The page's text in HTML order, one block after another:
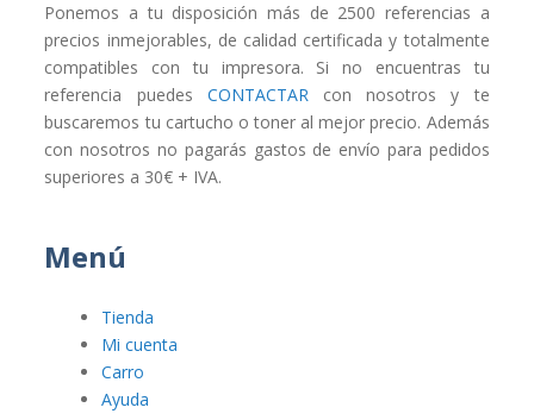
Ponemos a tu disposición más de 2500 referencias a
precios inmejorables, de calidad certificada y totalmente
compatibles con tu impresora. Si no encuentras tu
referencia puedes CONTACTARcon nosotros y te
buscaremos tu cartucho o toner al mejor precio. Además
con nosotros no pagarás gastos de envío para pedidos
superiores a 30€ + IVA.
Menú
Tienda
Mi cuenta
Carro
Ayuda